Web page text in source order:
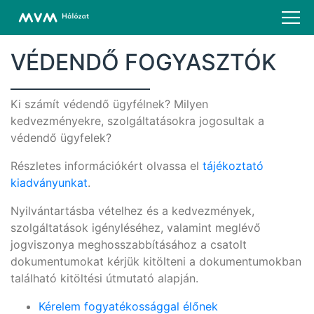
VÉDENDŐ FOGYASZTÓK
Ki számít védendő ügyfélnek? Milyen
kedvezményekre, szolgáltatásokra jogosultak a
védendő ügyfelek?
Részletes információkért olvassa el tájékoztató
kiadványunkat.
Nyilvántartásba vételhez és a kedvezmények,
szolgáltatások igényléséhez, valamint meglévő
jogviszonya meghosszabbításához a csatolt
dokumentumokat kérjük kitölteni a dokumentumokban
található kitöltési útmutató alapján.
Kérelem fogyatékossággal élőnek